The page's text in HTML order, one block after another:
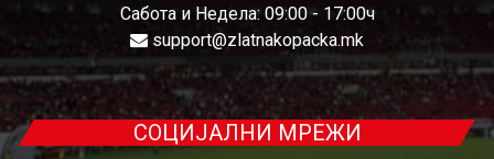
Сабота и Недела: 09:00 - 17:00ч
support@zlatnakopacka.mk
СОЦИЈАЛНИ МРЕЖИ